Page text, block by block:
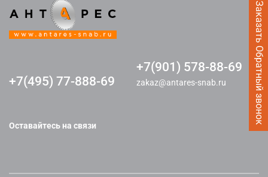
Заказать Обратный звонок
+7(495) 77-888-69
+7(901) 578-88-69
zakaz@antares-snab.ru
Оставайтесь на связи